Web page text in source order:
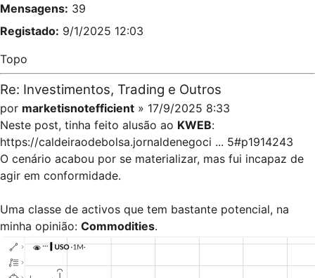
Mensagens: 39
Registado: 9/1/2025 12:03
Topo
Re: Investimentos, Trading e Outros
por marketisnotefficient » 17/9/2025 8:33
Neste post, tinha feito alusão ao KWEB:
https://caldeiraodebolsa.jornaldenegoci ... 5#p1914243
O cenário acabou por se materializar, mas fui incapaz de
agir em conformidade.
Uma classe de activos que tem bastante potencial, na
minha opinião: Commodities.